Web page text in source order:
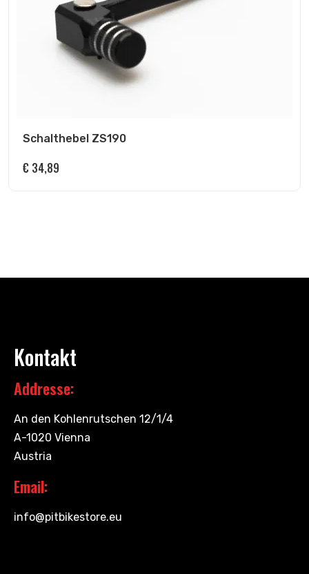
Schalthebel ZS190
€ 34,89
Kontakt
Addresse:
An den Kohlenrutschen 12/1/4
A-1020 Vienna
Austria
Email:
info@pitbikestore.eu